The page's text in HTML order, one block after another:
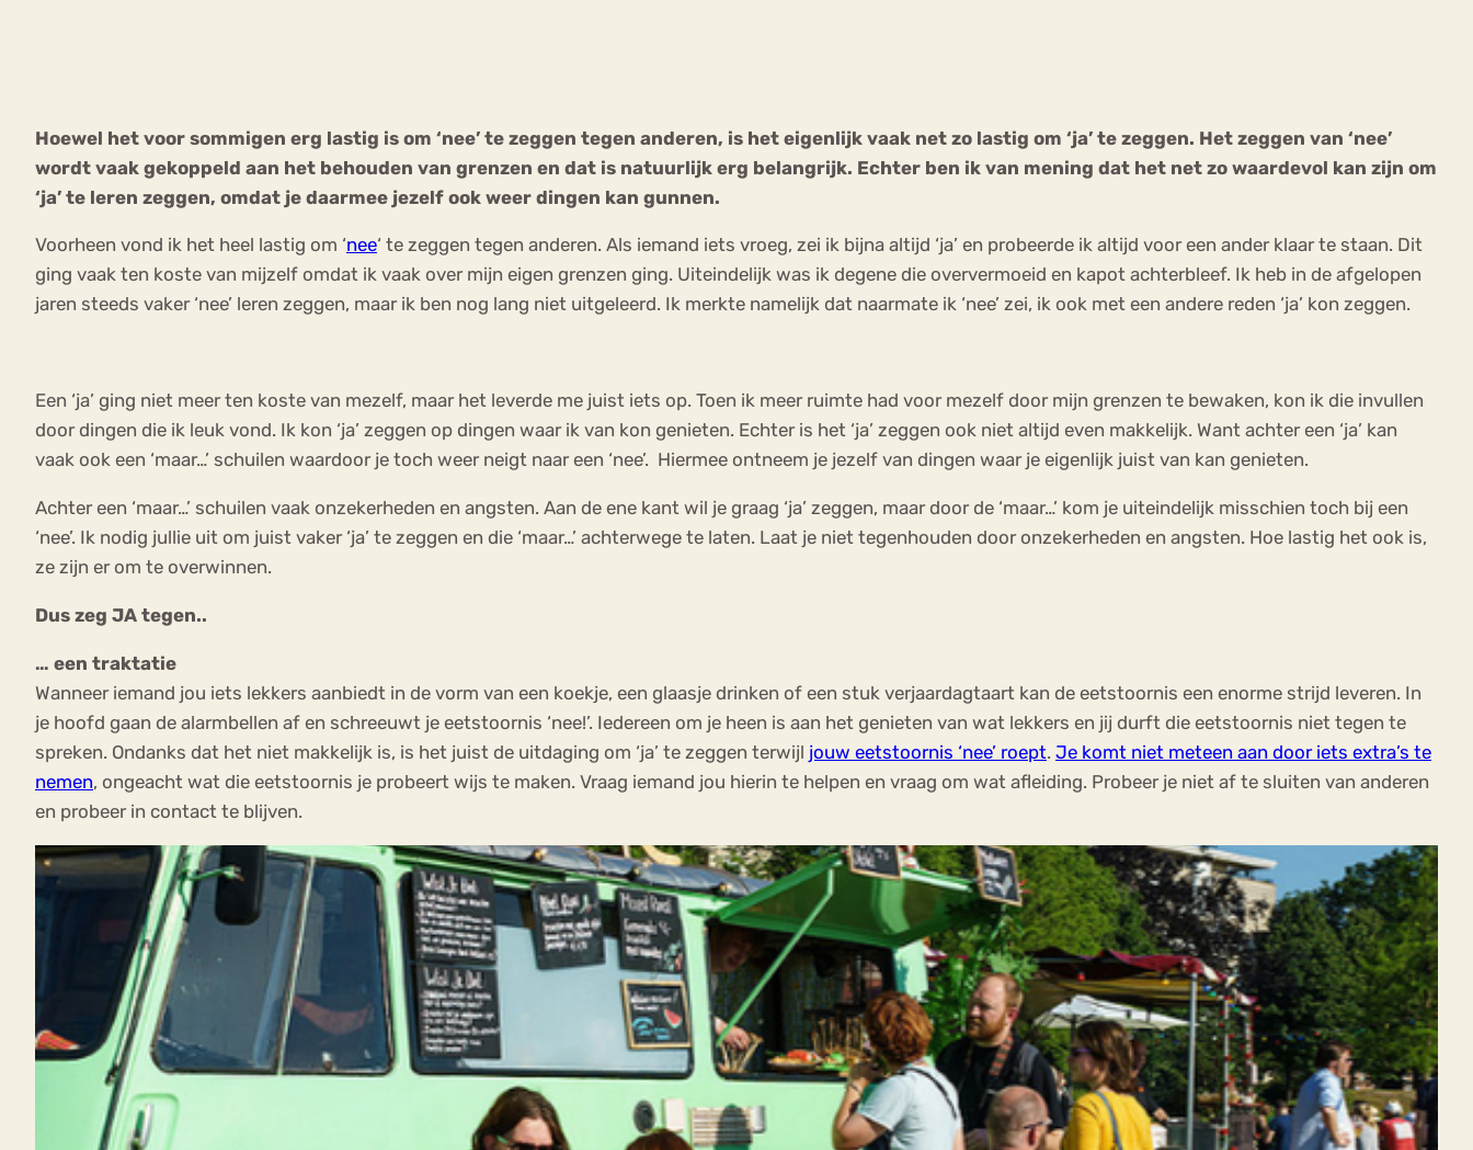
Hoewel het voor sommigen erg lastig is om ‘nee’ te zeggen tegen anderen, is het eigenlijk vaak net zo lastig om ‘ja’ te zeggen. Het zeggen van ‘nee’
wordt vaak gekoppeld aan het behouden van grenzen en dat is natuurlijk erg belangrijk. Echter ben ik van mening dat het net zo waardevol kan zijn om
‘ja’ te leren zeggen, omdat je daarmee jezelf ook weer dingen kan gunnen.
Voorheen vond ik het heel lastig om ‘nee‘ te zeggen tegen anderen. Als iemand iets vroeg, zei ik bijna altijd ‘ja’ en probeerde ik altijd voor een ander klaar te staan. Dit
ging vaak ten koste van mijzelf omdat ik vaak over mijn eigen grenzen ging. Uiteindelijk was ik degene die oververmoeid en kapot achterbleef. Ik heb in de afgelopen
jaren steeds vaker ‘nee’ leren zeggen, maar ik ben nog lang niet uitgeleerd. Ik merkte namelijk dat naarmate ik ‘nee’ zei, ik ook met een andere reden ‘ja’ kon zeggen.
Een ‘ja’ ging niet meer ten koste van mezelf, maar het leverde me juist iets op. Toen ik meer ruimte had voor mezelf door mijn grenzen te bewaken, kon ik die invullen
door dingen die ik leuk vond. Ik kon ‘ja’ zeggen op dingen waar ik van kon genieten. Echter is het ‘ja’ zeggen ook niet altijd even makkelijk. Want achter een ‘ja’ kan
vaak ook een ‘maar…’ schuilen waardoor je toch weer neigt naar een ‘nee’. Hiermee ontneem je jezelf van dingen waar je eigenlijk juist van kan genieten.
Achter een ‘maar…’ schuilen vaak onzekerheden en angsten. Aan de ene kant wil je graag ‘ja’ zeggen, maar door de ‘maar…’ kom je uiteindelijk misschien toch bij een
‘nee’. Ik nodig jullie uit om juist vaker ‘ja’ te zeggen en die ‘maar…’ achterwege te laten. Laat je niet tegenhouden door onzekerheden en angsten. Hoe lastig het ook is,
ze zijn er om te overwinnen.
Dus zeg JA tegen..
… een traktatie
Wanneer iemand jou iets lekkers aanbiedt in de vorm van een koekje, een glaasje drinken of een stuk verjaardagtaart kan de eetstoornis een enorme strijd leveren. In
je hoofd gaan de alarmbellen af en schreeuwt je eetstoornis ‘nee!’. Iedereen om je heen is aan het genieten van wat lekkers en jij durft die eetstoornis niet tegen te
spreken. Ondanks dat het niet makkelijk is, is het juist de uitdaging om ‘ja’ te zeggen terwijl jouw eetstoornis ‘nee’ roept. Je komt niet meteen aan door iets extra’s te
nemen, ongeacht wat die eetstoornis je probeert wijs te maken. Vraag iemand jou hierin te helpen en vraag om wat afleiding. Probeer je niet af te sluiten van anderen
en probeer in contact te blijven.
Boulimia Nervosa Eetstoornis Anorexia Nervosa
Orthorexia
Afvallen Angst